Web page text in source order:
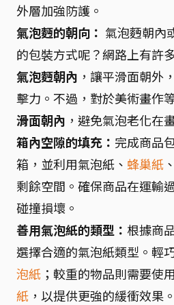
外層加強防護。
氣泡麪的朝向： 氣泡麪朝內
的包裝方式呢？網路上有許
氣泡麪朝內 ，讓平滑面朝外
擊力。不過，對於美術畫作
滑面朝內 ，避免氣泡老化在
箱內空隙的填充： 完成商品
箱，並利用氣泡紙、 蜂巢紙 、
剩餘空間。確保商品在運輸
碰撞損壞。
善用氣泡紙的類型： 根據商
選擇合適的氣泡紙類型。輕
泡紙 ；較重的物品則需要使用
紙 ，以提供更強的緩衝效果。